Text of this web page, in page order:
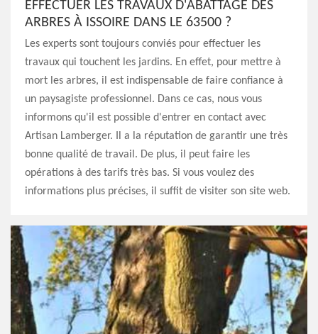
EFFECTUER LES TRAVAUX D'ABATTAGE DES
ARBRES À ISSOIRE DANS LE 63500 ?
Les experts sont toujours conviés pour effectuer les
travaux qui touchent les jardins. En effet, pour mettre à
mort les arbres, il est indispensable de faire confiance à
un paysagiste professionnel. Dans ce cas, nous vous
informons qu'il est possible d'entrer en contact avec
Artisan Lamberger. Il a la réputation de garantir une très
bonne qualité de travail. De plus, il peut faire les
opérations à des tarifs très bas. Si vous voulez des
informations plus précises, il suffit de visiter son site web.